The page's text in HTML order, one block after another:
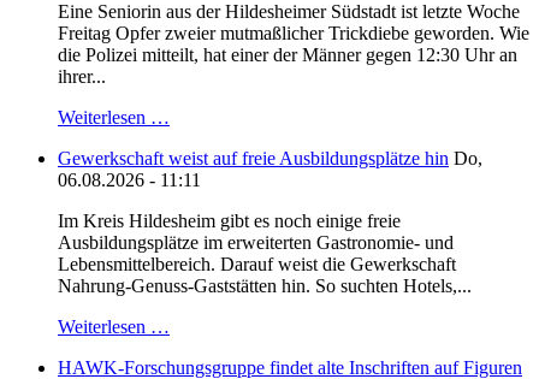
Eine Seniorin aus der Hildesheimer Südstadt ist letzte Woche
Freitag Opfer zweier mutmaßlicher Trickdiebe geworden. Wie
die Polizei mitteilt, hat einer der Männer gegen 12:30 Uhr an
ihrer...
Weiterlesen …
Gewerkschaft weist auf freie Ausbildungsplätze hin Do,
06.08.2026 - 11:11
Im Kreis Hildesheim gibt es noch einige freie
Ausbildungsplätze im erweiterten Gastronomie- und
Lebensmittelbereich. Darauf weist die Gewerkschaft
Nahrung-Genuss-Gaststätten hin. So suchten Hotels,...
Weiterlesen …
HAWK-Forschungsgruppe findet alte Inschriften auf Figuren